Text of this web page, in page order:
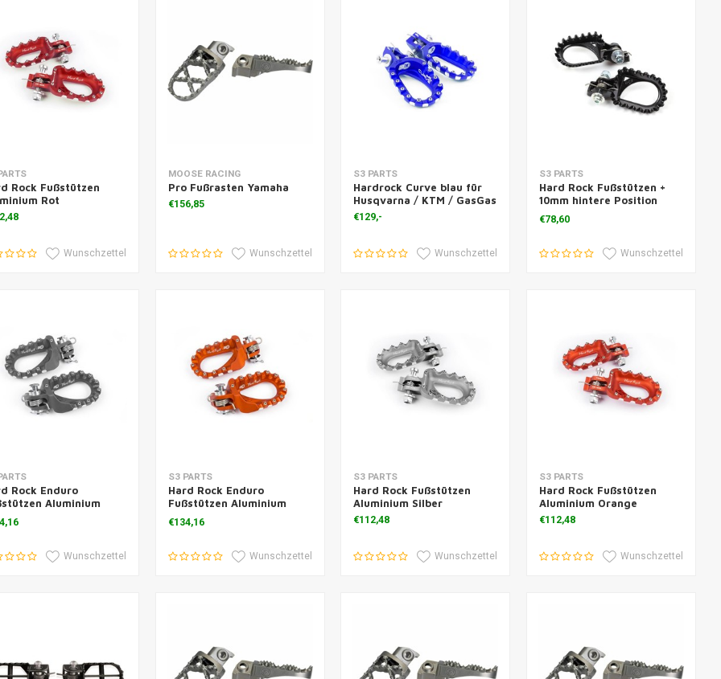
Warenkorb hinzufügen
Rock Fußstützen
Rot
Wunschzettel
Zum Warenkorb hinzufügen
MOOSE RACING
Pro Fußrasten Yamaha
€156,85
Wunschzettel
Zum Warenkorb hinzufügen
S3 PARTS
Hardrock Curve blau für
Husqvarna / KTM / GasGas
€129,-
Wunschzettel
Zum Warenkorb hinzufügen
S3 PARTS
Hard Rock Fußstützen +
10mm hintere Position
Stahl schwarz
€78,60
Wunschzettel
Warenkorb hinzufügen
Rock Enduro
Aluminium
Wunschzettel
Zum Warenkorb hinzufügen
S3 PARTS
Hard Rock Enduro
Fußstützen Aluminium
Orange
€134,16
Wunschzettel
Zum Warenkorb hinzufügen
S3 PARTS
Hard Rock Fußstützen
Aluminium Silber
€112,48
Wunschzettel
Zum Warenkorb hinzufügen
S3 PARTS
Hard Rock Fußstützen
Aluminium Orange
€112,48
Wunschzettel